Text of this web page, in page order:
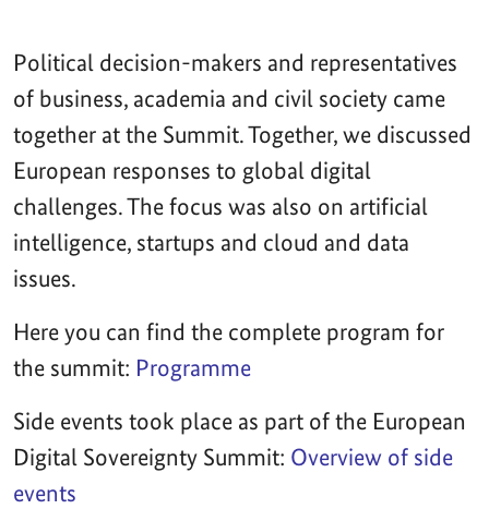
Political decision-makers and representatives
of business, academia and civil society came
together at the Summit. Together, we discussed
European responses to global digital
challenges. The focus was also on artificial
intelligence, startups and cloud and data
issues.
Here you can find the complete program for
the summit: Programme
Side events took place as part of the European
Digital Sovereignty Summit: Overview of side
events